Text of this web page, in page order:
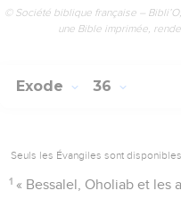
© Société biblique française –
une Bible imprimée,
Exode 36
Seuls les Évangiles sont
1 « Bessalel, Oholiab et les